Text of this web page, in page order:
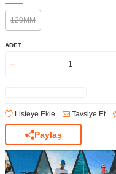
120MM
ADET
Listeye Ekle Tavsiye Et
Paylaş